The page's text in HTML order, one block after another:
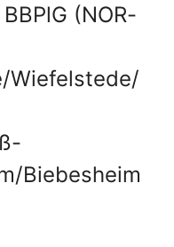
(NOR-
Wiefelstede/
Biebesheim